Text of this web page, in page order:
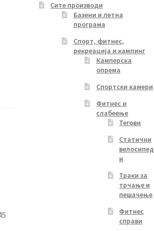
Сите производи
Базени и летна
програма
Спорт, фитнес,
рекреација и кампинг
Камперска
опрема
Спортски камери
Фитнес и
слабеење
Тегови
Статични
велосипед
и
Траки за
трчање и
пешачење
Фитнес
справи